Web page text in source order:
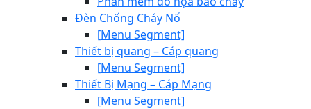
Đèn Chống Cháy Nổ
[Menu Segment]
Thiết bị quang – Cáp quang
[Menu Segment]
Thiết Bị Mạng – Cáp Mạng
[Menu Segment]